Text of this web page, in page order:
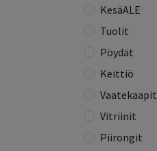
KesäALE
Tuolit
Pöydät
Keittiö
Vaatekaapit
Vitriinit
Piirongit